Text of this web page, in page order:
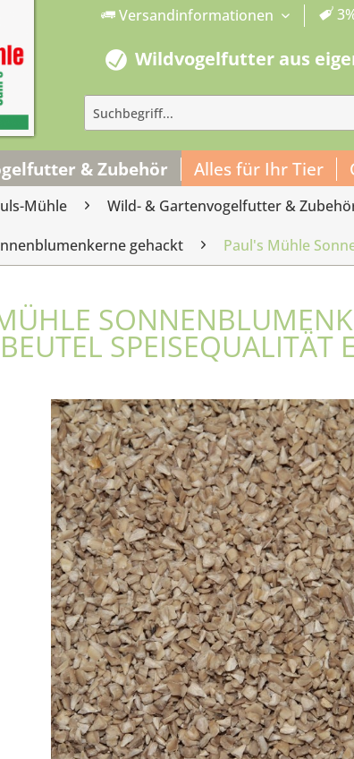
Versandinformationen
Wildvogelfutter aus
& Zubehör Alles für Ihr Tier
Mühle Wild- & Gartenvogelfutter &
gehackt
Paul's Mühle
SPEISEQUALITÄT